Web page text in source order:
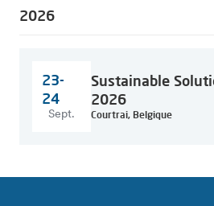
2026
23-
24
Sept.
Sustainable
2026
Courtrai, Belgique